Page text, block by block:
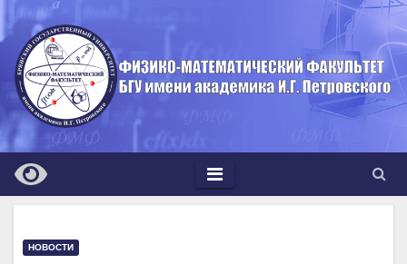
Перейти
к
содержимому
НОВОСТИ